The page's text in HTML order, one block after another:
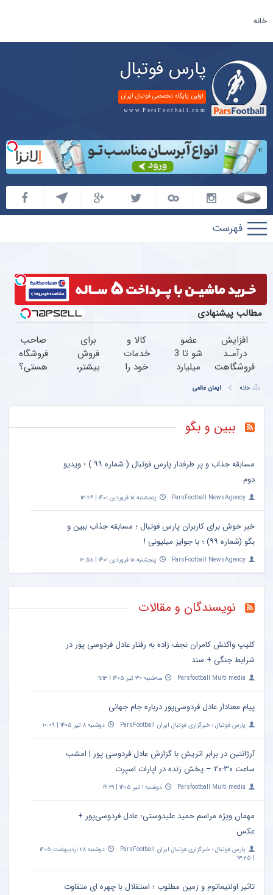
خانه
پارس فوتبال
اولین پایگاه تخصصی فوتبال ایران
www.ParsFootball.com
پارس
فوتبال
مطالب پیشنهادی
افزایش
درآمـد
فروشگاهت
کن
عضو
شو تا 3
میلیارد
« ویژه
فروشگاه
ها »
کالا و
خدمات
خود را
اقساطی
برای
فروش
بیشتر،
اقدام
کن )
صاحب
فروشگاه
هستی؟
تومان
خانه ایمان عالمی
ببین و بگو
مسابقه جذاب و پر طرفدار پارس فوتبال ( شماره ۹۹ ) ؛ ویدیو
دوم
ParsFootball NewsAgency پنجشنبه ۱۸ فروردین ۱۴۰۱ | ۱۳:۲۶
خبر خوش برای کاربران پارس فوتبال ؛ مسابقه جذاب ببین و
بگو (شماره ۹۹) ؛ با جوایز میلیونی !
ParsFootball NewsAgency پنجشنبه ۱۸ فروردین ۱۴۰۱ | ۱۲:۵۸
نویسندگان و مقالات
کلیپ واکنش کامران نجف زاده به رفتار عادل فردوسی پور در
شرایط جنگی + سند
Parsfootball Multi media سه‌شنبه ۳۰ تیر ۱۴۰۵ | ۱۱:۱۳
پیام معنادار عادل فردوسی‌پور درباره جام جهانی
پارس فوتبال ؛ خبرگزاری فوتبال ایران ParsFootball دوشنبه ۸ تیر ۱۴۰۵ | ۱۰:۰۹
آرژانتین در برابر اتریش با گزارش عادل فردوسی پور | امشب
ساعت ۲۰:۳۰ – پخش زنده در اپارات اسپرت
Parsfootball Multi media دوشنبه ۱ تیر ۱۴۰۵ | ۱۴:۳۱
مهمان ویژه مراسم حمید علیدوستی؛ عادل فردوسی‌پور +
عکس
پارس فوتبال ؛ خبرگزاری فوتبال ایران ParsFootball
دوشنبه ۲۸ اردیبهشت ۱۴۰۵
| ۱۳:۲۵
تاثیر اولتیماتوم و زمین مطلوب ؛ استقلال با چهره ای متفاوت